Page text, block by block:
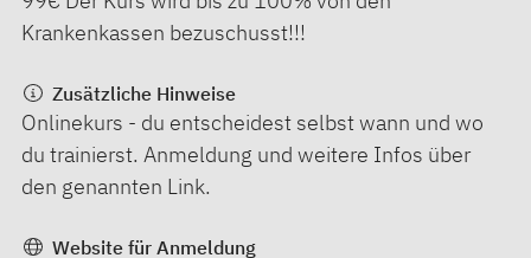
Krankenkassen bezuschusst!!!
Zusätzliche Hinweise
Onlinekurs - du entscheidest selbst wann und wo
du trainierst. Anmeldung und weitere Infos über
den genannten Link.
Website für Anmeldung